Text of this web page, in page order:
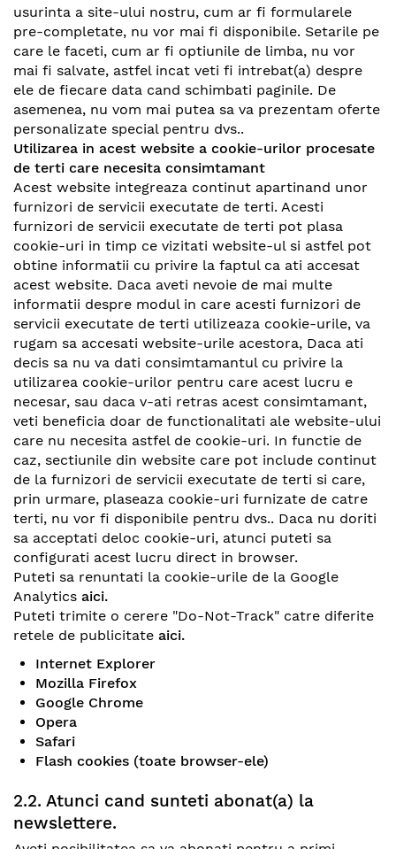
usurinta a site-ului nostru, cum ar fi formularele
pre-completate, nu vor mai fi disponibile. Setarile pe
care le faceti, cum ar fi optiunile de limba, nu vor
mai fi salvate, astfel incat veti fi intrebat(a) despre
ele de fiecare data cand schimbati paginile. De
asemenea, nu vom mai putea sa va prezentam oferte
personalizate special pentru dvs..
Utilizarea in acest website a cookie-urilor procesate
de terti care necesita consimtamant
Acest website integreaza continut apartinand unor
furnizori de servicii executate de terti. Acesti
furnizori de servicii executate de terti pot plasa
cookie-uri in timp ce vizitati website-ul si astfel pot
obtine informatii cu privire la faptul ca ati accesat
acest website. Daca aveti nevoie de mai multe
informatii despre modul in care acesti furnizori de
servicii executate de terti utilizeaza cookie-urile, va
rugam sa accesati website-urile acestora, Daca ati
decis sa nu va dati consimtamantul cu privire la
utilizarea cookie-urilor pentru care acest lucru e
necesar, sau daca v-ati retras acest consimtamant,
veti beneficia doar de functionalitati ale website-ului
care nu necesita astfel de cookie-uri. In functie de
caz, sectiunile din website care pot include continut
de la furnizori de servicii executate de terti si care,
prin urmare, plaseaza cookie-uri furnizate de catre
terti, nu vor fi disponibile pentru dvs.. Daca nu doriti
sa acceptati deloc cookie-uri, atunci puteti sa
configurati acest lucru direct in browser.
Puteti sa renuntati la cookie-urile de la Google
Analytics aici.
Puteti trimite o cerere "Do-Not-Track" catre diferite
retele de publicitate aici.
Internet Explorer
Mozilla Firefox
Google Chrome
Opera
Safari
Flash cookies (toate browser-ele)
2.2. Atunci cand sunteti abonat(a) la
newslettere.